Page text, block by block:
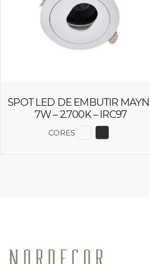
SPOT LED DE EMBUTIR
7W – 2.700K – IRC97
CORES EXIBIR COR
EXIBIR